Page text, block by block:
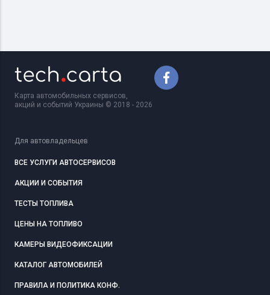
Карта автомобильных сервисов,
акций и событий Украины © 2018 - 2026
Для автовладельцев
ВСЕ УСЛУГИ АВТОСЕРВИСОВ
АКЦИИ И СОБЫТИЯ
ТЕСТЫ ТОПЛИВА
ЦЕНЫ НА ТОПЛИВО
КАМЕРЫ ВИДЕОФИКСАЦИИ
КАТАЛОГ АВТОМОБИЛЕЙ
ПРАВИЛА И ПОЛИТИКА КОНФ.